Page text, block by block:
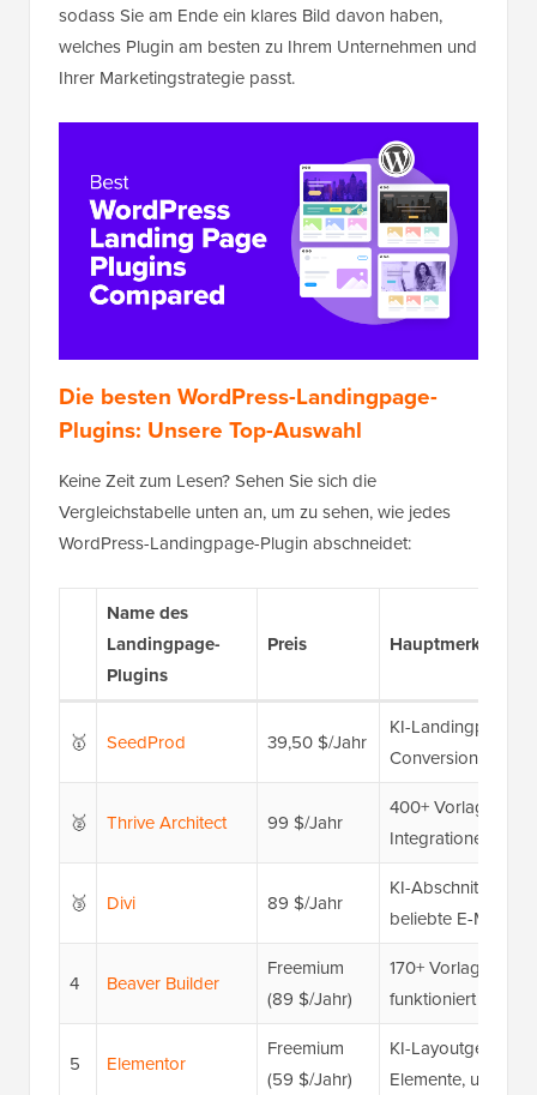
sodass Sie am Ende ein klares Bild davon haben,
welches Plugin am besten zu Ihrem Unternehmen und
Ihrer Marketingstrategie passt.
Die besten WordPress-Landingpage-
Plugins: Unsere Top-Auswahl
Keine Zeit zum Lesen? Sehen Sie sich die
Vergleichstabelle unten an, um zu sehen, wie jedes
WordPress-Landingpage-Plugin abschneidet:
Name des
Landingpage-
Plugins
Preis Hauptmerkmale
🥇 SeedProd 39,50 $/Jahr
KI-Landingpage-
Conversion-Blöcke
🥈 Thrive Architect 99 $/Jahr
400+ Vorlagen,
Integrationen
🥉 Divi 89 $/Jahr
KI-
beliebte E-Mail-
4 Beaver Builder
Freemium
(89 $/Jahr)
170+ Vorlagen,
funktioniert mit
5 Elementor
Freemium
(59 $/Jahr)
KI-
Elemente,